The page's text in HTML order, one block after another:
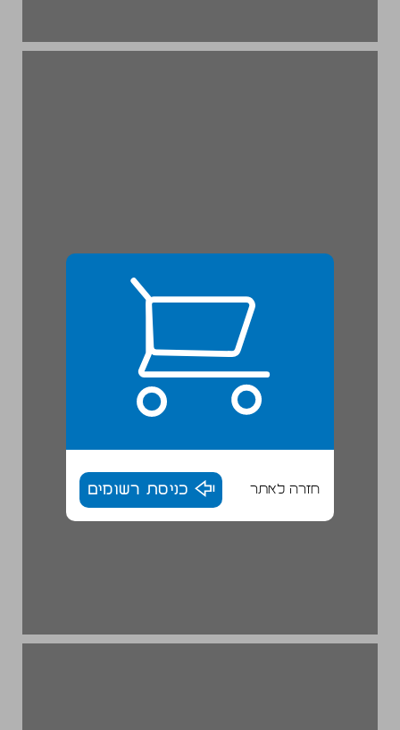
חזרה לאתר כניסת רשומים